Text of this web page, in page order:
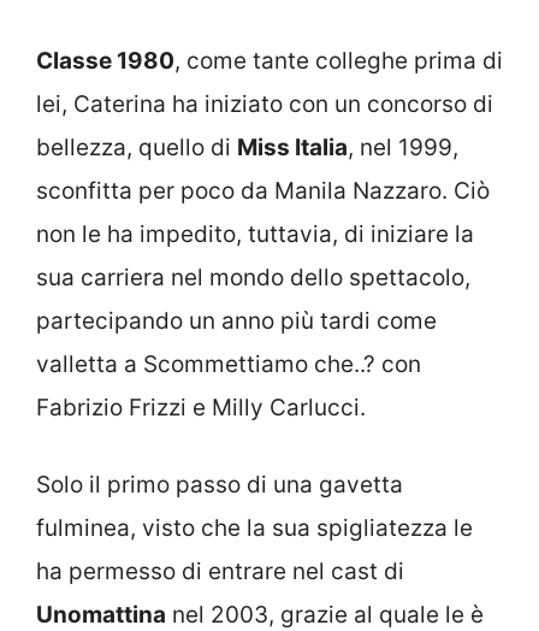
Classe 1980, come tante colleghe prima di
lei, Caterina ha iniziato con un concorso di
bellezza, quello di Miss Italia, nel 1999,
sconfitta per poco da Manila Nazzaro. Ciò
non le ha impedito, tuttavia, di iniziare la
sua carriera nel mondo dello spettacolo,
partecipando un anno più tardi come
valletta a Scommettiamo che..? con
Fabrizio Frizzi e Milly Carlucci.
Solo il primo passo di una gavetta
fulminea, visto che la sua spigliatezza le
ha permesso di entrare nel cast di
Unomattina nel 2003, grazie al quale le è